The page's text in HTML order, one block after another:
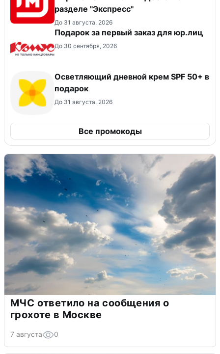
разделе "Экспресс"
До 31 августа, 2026
Подарок за первый заказ для юр.лиц
До 30 сентября, 2026
Осветляющий дневной крем SPF 50+ в
подарок
До 31 августа, 2026
Все промокоды
МЧС ответило на сообщения о
грохоте в Москве
7 августа 0